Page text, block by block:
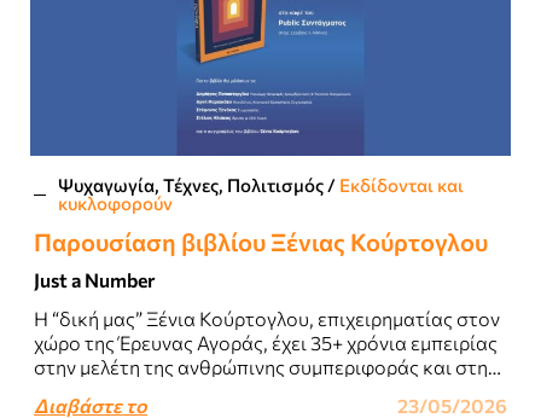
Ψυχαγωγία, Τέχνες, Πολιτισμός/ Εκδίδονται και
κυκλοφορούν
Παρουσίαση βιβλίου Ξένιας Κούρτογλου
Just a Number
Η “δική μας” Ξένια Κούρτογλου, επιχειρηματίας στον
χώρο της Έρευνας Αγοράς, έχει 35+ χρόνια εμπειρίας
στην μελέτη της ανθρώπινης συμπεριφοράς και στην
Διαβάστε το 23/05/2026